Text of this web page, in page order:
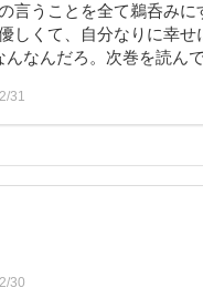
言うことを全て鵜呑み
しくて、自分なりに幸
なんだろ。次巻を読んで
31
30